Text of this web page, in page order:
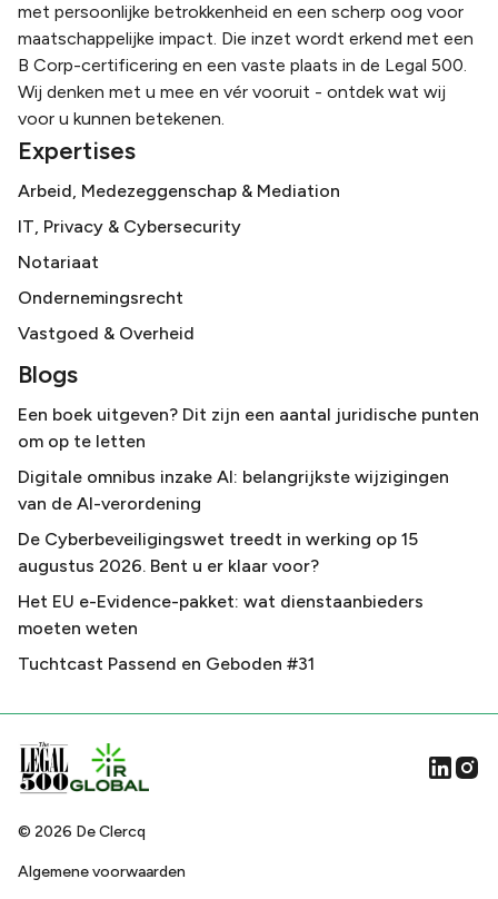
met persoonlijke betrokkenheid en een scherp oog voor
maatschappelijke impact. Die inzet wordt erkend met een
B Corp-certificering en een vaste plaats in de Legal 500.
Wij denken met u mee en vér vooruit - ontdek wat wij
voor u kunnen betekenen.
Expertises
Arbeid, Medezeggenschap & Mediation
IT, Privacy & Cybersecurity
Notariaat
Ondernemingsrecht
Vastgoed & Overheid
Blogs
Een boek uitgeven? Dit zijn een aantal juridische punten
om op te letten
Digitale omnibus inzake AI: belangrijkste wijzigingen
van de AI-verordening
De Cyberbeveiligingswet treedt in werking op 15
augustus 2026. Bent u er klaar voor?
Het EU e-Evidence-pakket: wat dienstaanbieders
moeten weten
Tuchtcast Passend en Geboden #31
© 2026 De Clercq
Algemene voorwaarden